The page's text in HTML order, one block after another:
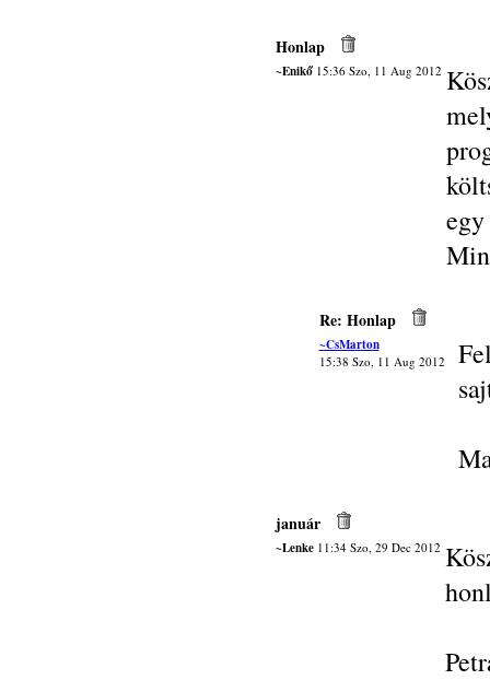
Honlap
~Enikő15:36 Szo, 11 Aug 2012
Re: Honlap
~CsMarton
15:38 Szo, 11 Aug 2012
január
~Lenke11:34 Szo, 29 Dec 2012